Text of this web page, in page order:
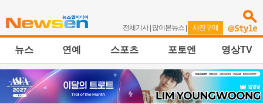
전체기사| 많이본뉴스 | 사진구매
뉴스 연예 스포츠 포토엔 영상TV